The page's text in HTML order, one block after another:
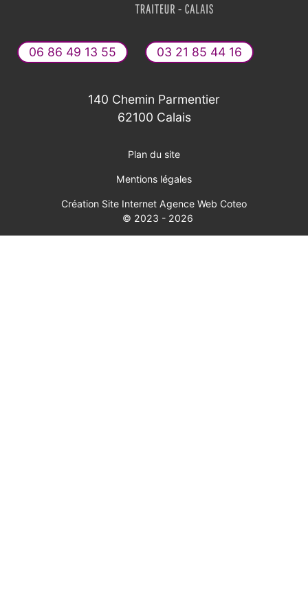
06 86 49 13 55 03 21 85 44 16
140 Chemin Parmentier
62100 Calais
Plan du site
Mentions légales
Création Site Internet Agence Web Coteo
© 2023 - 2026